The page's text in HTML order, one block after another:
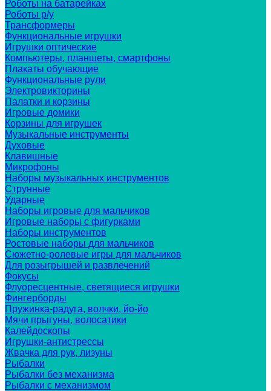
Роботы на батарейках
Роботы р/у
Трансформеры
Функциональные игрушки
Игрушки оптические
Компьютеры, планшеты, смартфоны
Плакаты обучающие
Функциональные рули
Электровикторины
Палатки и корзины
Игровые домики
Корзины для игрушек
Музыкальные инструменты
Духовые
Клавишные
Микрофоны
Наборы музыкальных инструментов
Струнные
Ударные
Наборы игровые для мальчиков
Игровые наборы с фигурками
Наборы инструментов
Ростовые наборы для мальчиков
Сюжетно-ролевые игры для мальчиков
Для розыгрышей и развлечений
Фокусы
Флуоресцентные, светящиеся игрушки
Фингерборды
Пружинка-радуга, волчки, йо-йо
Мячи прыгуны, волосатики
Калейдоскопы
Игрушки-антистрессы
Жвачка для рук, лизуны
Рыбалки
Рыбалки без механизма
Рыбалки с механизмом